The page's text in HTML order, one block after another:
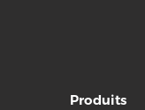
Produits